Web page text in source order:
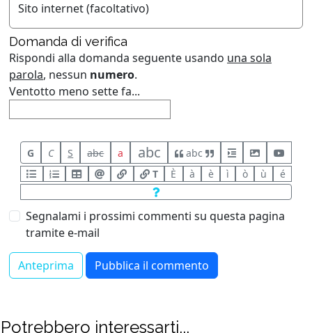
Sito internet (facoltativo)
Domanda di verifica
Rispondi alla domanda seguente usando una sola
parola, nessun numero.
Ventotto meno sette fa...
G C S abc a abc
abc
T
È à è ì ò ù é
Segnalami i prossimi commenti su questa pagina
tramite e-mail
Potrebbero interessarti...